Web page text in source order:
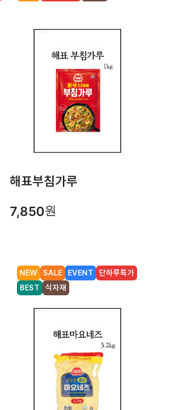
해표부침가루
7,850원
NEW SALE EVENT
단하루특가
BEST
식자재